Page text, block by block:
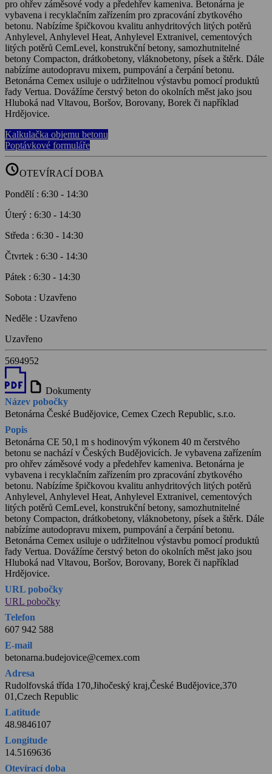
pro ohřev záměsové vody a předehřev kameniva. Betonárna je
vybavena i recyklačním zařízením pro zpracování zbytkového
betonu. Nabízíme špičkovou kvalitu anhydritových litých potěrů
Anhylevel, Anhylevel Heat, Anhylevel Extranivel, cementových
litých potěrů CemLevel, konstrukční betony, samozhutnitelné
betony Compacton, drátkobetony, vláknobetony, písek a štěrk. Dále
nabízíme autodopravu mixem, pumpování a čerpání betonu.
Betonárna Cemex usiluje o udržitelnou výstavbu pomocí produktů
řady Vertua. Dovážíme čerstvý beton do okolních měst jako jsou
Hluboká nad Vltavou, Boršov, Borovany, Borek či například
Hrdějovice.
Kalkulačka objemu betonu
Poptávkové formuláře
scheduleOTEVÍRACÍ DOBA
Pondělí : 6:30 - 14:30
Úterý : 6:30 - 14:30
Středa : 6:30 - 14:30
Čtvrtek : 6:30 - 14:30
Pátek : 6:30 - 14:30
Sobota : Uzavřeno
Neděle : Uzavřeno
Uzavřeno
5694952
draft Dokumenty
Název pobočky
Betonárna České Budějovice, Cemex Czech Republic, s.r.o.
Popis
Betonárna CE 50,1 m s hodinovým výkonem 40 m čerstvého
betonu se nachází v Českých Budějovicích. Je vybavena zařízením
pro ohřev záměsové vody a předehřev kameniva. Betonárna je
vybavena i recyklačním zařízením pro zpracování zbytkového
betonu. Nabízíme špičkovou kvalitu anhydritových litých potěrů
Anhylevel, Anhylevel Heat, Anhylevel Extranivel, cementových
litých potěrů CemLevel, konstrukční betony, samozhutnitelné
betony Compacton, drátkobetony, vláknobetony, písek a štěrk. Dále
nabízíme autodopravu mixem, pumpování a čerpání betonu.
Betonárna Cemex usiluje o udržitelnou výstavbu pomocí produktů
řady Vertua. Dovážíme čerstvý beton do okolních měst jako jsou
Hluboká nad Vltavou, Boršov, Borovany, Borek či například
Hrdějovice.
URL pobočky
URL pobočky
Telefon
607 942 588
E-mail
betonarna.budejovice@cemex.com
Adresa
Rudolfovská třída 170,Jihočeský kraj,České Budějovice,370
01,Czech Republic
Latitude
48.9846107
Longitude
14.5169636
Otevírací doba